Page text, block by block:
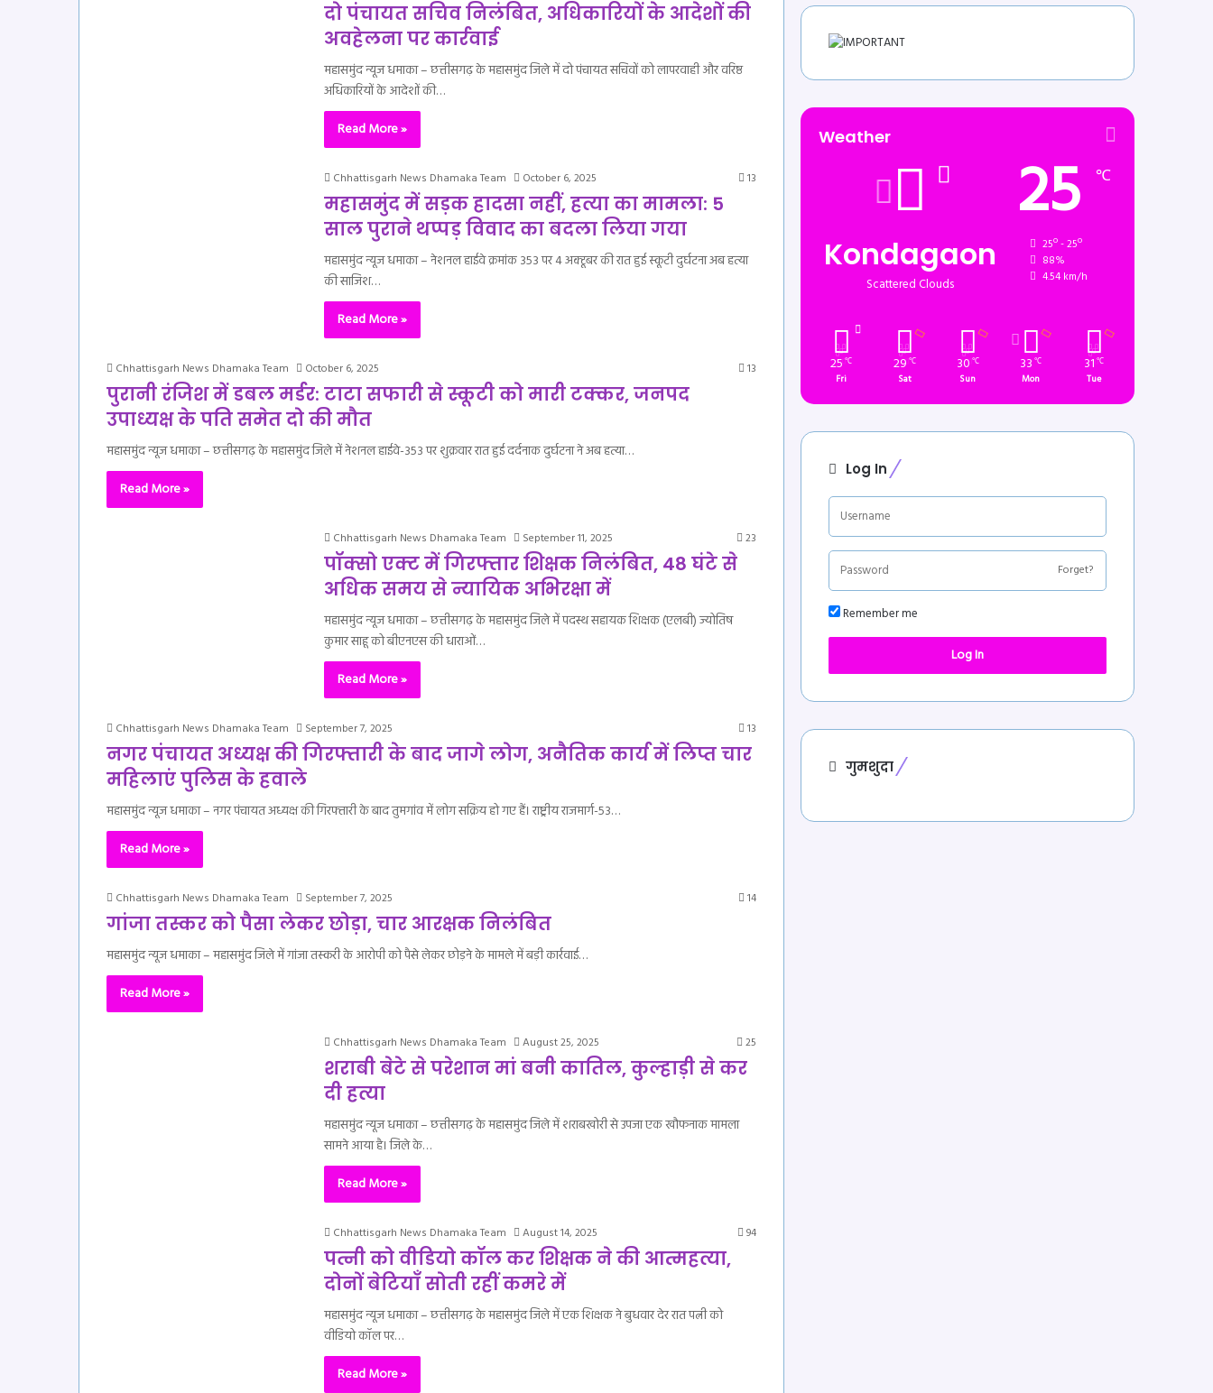
दो पंचायत सचिव निलंबित, अधिकारियों के आदेशों की
अवहेलना पर कार्रवाई
महासमुंद न्यूज धमाका – छत्तीसगढ़ के महासमुंद जिले में दो पंचायत सचिवों को लापरवाही और वरिष्ठ
अधिकारियों के आदेशों की…
Read More »
Chhattisgarh News Dhamaka Team October 6, 2025 13
महासमुंद में सड़क हादसा नहीं, हत्या का मामला: 5
साल पुराने थप्पड़ विवाद का बदला लिया गया
महासमुंद न्यूज धमाका – नेशनल हाईवे क्रमांक 353 पर 4 अक्टूबर की रात हुई स्कूटी दुर्घटना अब हत्या
की साजिश…
Read More »
Chhattisgarh News Dhamaka Team October 6, 2025 13
पुरानी रंजिश में डबल मर्डर: टाटा सफारी से स्कूटी को मारी टक्कर, जनपद
उपाध्यक्ष के पति समेत दो की मौत
महासमुंद न्यूज धमाका – छत्तीसगढ़ के महासमुंद जिले में नेशनल हाईवे-353 पर शुक्रवार रात हुई दर्दनाक दुर्घटना ने अब हत्या…
Read More »
Chhattisgarh News Dhamaka Team September 11, 2025 23
पॉक्सो एक्ट में गिरफ्तार शिक्षक निलंबित, 48 घंटे से
अधिक समय से न्यायिक अभिरक्षा में
महासमुंद न्यूज धमाका – छत्तीसगढ़ के महासमुंद जिले में पदस्थ सहायक शिक्षक (एलबी) ज्योतिष
कुमार साहू को बीएनएस की धाराओं…
Read More »
Chhattisgarh News Dhamaka Team September 7, 2025 13
नगर पंचायत अध्यक्ष की गिरफ्तारी के बाद जागे लोग, अनैतिक कार्य में लिप्त चार
महिलाएं पुलिस के हवाले
महासमुंद न्यूज धमाका – नगर पंचायत अध्यक्ष की गिरफ्तारी के बाद तुमगांव में लोग सक्रिय हो गए हैं। राष्ट्रीय राजमार्ग-53…
Read More »
Chhattisgarh News Dhamaka Team September 7, 2025 14
गांजा तस्कर को पैसा लेकर छोड़ा, चार आरक्षक निलंबित
महासमुंद न्यूज धमाका – महासमुंद जिले में गांजा तस्करी के आरोपी को पैसे लेकर छोड़ने के मामले में बड़ी कार्रवाई…
Read More »
Chhattisgarh News Dhamaka Team August 25, 2025 25
शराबी बेटे से परेशान मां बनी कातिल, कुल्हाड़ी से कर
दी हत्या
महासमुंद न्यूज धमाका – छत्तीसगढ़ के महासमुंद जिले में शराबखोरी से उपजा एक खौफनाक मामला
सामने आया है। जिले के…
Read More »
Chhattisgarh News Dhamaka Team August 14, 2025 94
पत्नी को वीडियो कॉल कर शिक्षक ने की आत्महत्या,
दोनों बेटियाँ सोती रहीं कमरे में
महासमुंद न्यूज धमाका – छत्तीसगढ़ के महासमुंद जिले में एक शिक्षक ने बुधवार देर रात पत्नी को
वीडियो कॉल पर…
Read More »
Weather
Kondagaon
Scattered Clouds
25 ℃
25º - 25º
88%
4.54 km/h
25 ℃
Fri
29 ℃
Sat
30 ℃
Sun
33 ℃
Mon
31 ℃
Tue
Log In
Forget?
Remember me
Log In
गुमशुदा